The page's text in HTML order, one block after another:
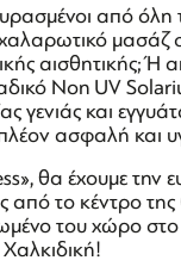
από όλη
μασάζ
αισθητικής; Ή
Non UV
γενιάς και
ασφαλή και
θα έχουμε την
από το κέντρο
του χώρο